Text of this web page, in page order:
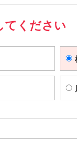
てください